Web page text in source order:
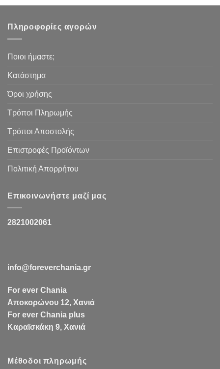
Πληροφορίες αγορών
Ποιοι ήμαστε;
Κατάστημα
Όροι χρήσης
Τρόποι Πληρωμής
Τρόποι Αποστολής
Επιστροφές Προϊόντων
Πολιτική Απορρήτου
Επικοινωνήστε μαζί μας
2821002061
info@foreverchania.gr
For ever Chania
Αποκορώνου 12, Χανιά
For ever Chania plus
Καραϊσκάκη 9, Χανιά
Μέθοδοι πληρωμής